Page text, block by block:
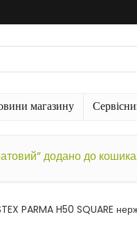
магазину
додано до кошика.
PARMA H50 SQUARE